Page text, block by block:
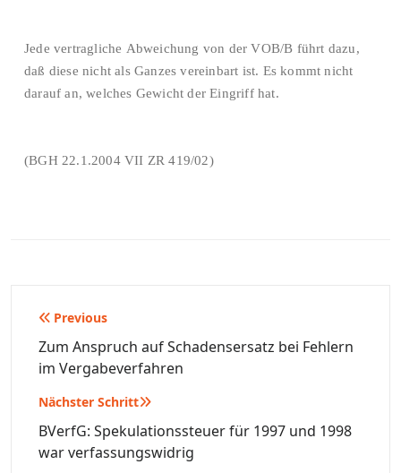
Jede vertragliche Abweichung von der VOB/B führt dazu,
daß diese nicht als Ganzes vereinbart ist. Es kommt nicht
darauf an, welches Gewicht der Eingriff hat.
(BGH 22.1.2004 VII ZR 419/02)
Beitragsnavigation
Previous
Zum Anspruch auf Schadensersatz bei Fehlern
im Vergabeverfahren
Nächster Schritt
BVerfG: Spekulationssteuer für 1997 und 1998
war verfassungswidrig